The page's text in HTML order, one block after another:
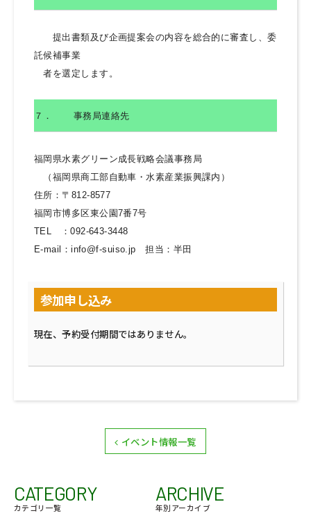
CATEGORY
カテゴリ一覧
ARCHIVE
年別アーカイブ
提出書類及び企画提案会の内容を総合的に審査し、委
託候補事業
者を選定します。
７． 事務局連絡先
福岡県水素グリーン成長戦略会議事務局
（福岡県商工部自動車・水素産業振興課内）
住所：〒812-8577
福岡市博多区東公園7番7号
TEL ：092-643-3448
E-mail：info@f-suiso.jp 担当：半田
参加申し込み
現在、予約受付期間ではありません。
イベント情報一覧